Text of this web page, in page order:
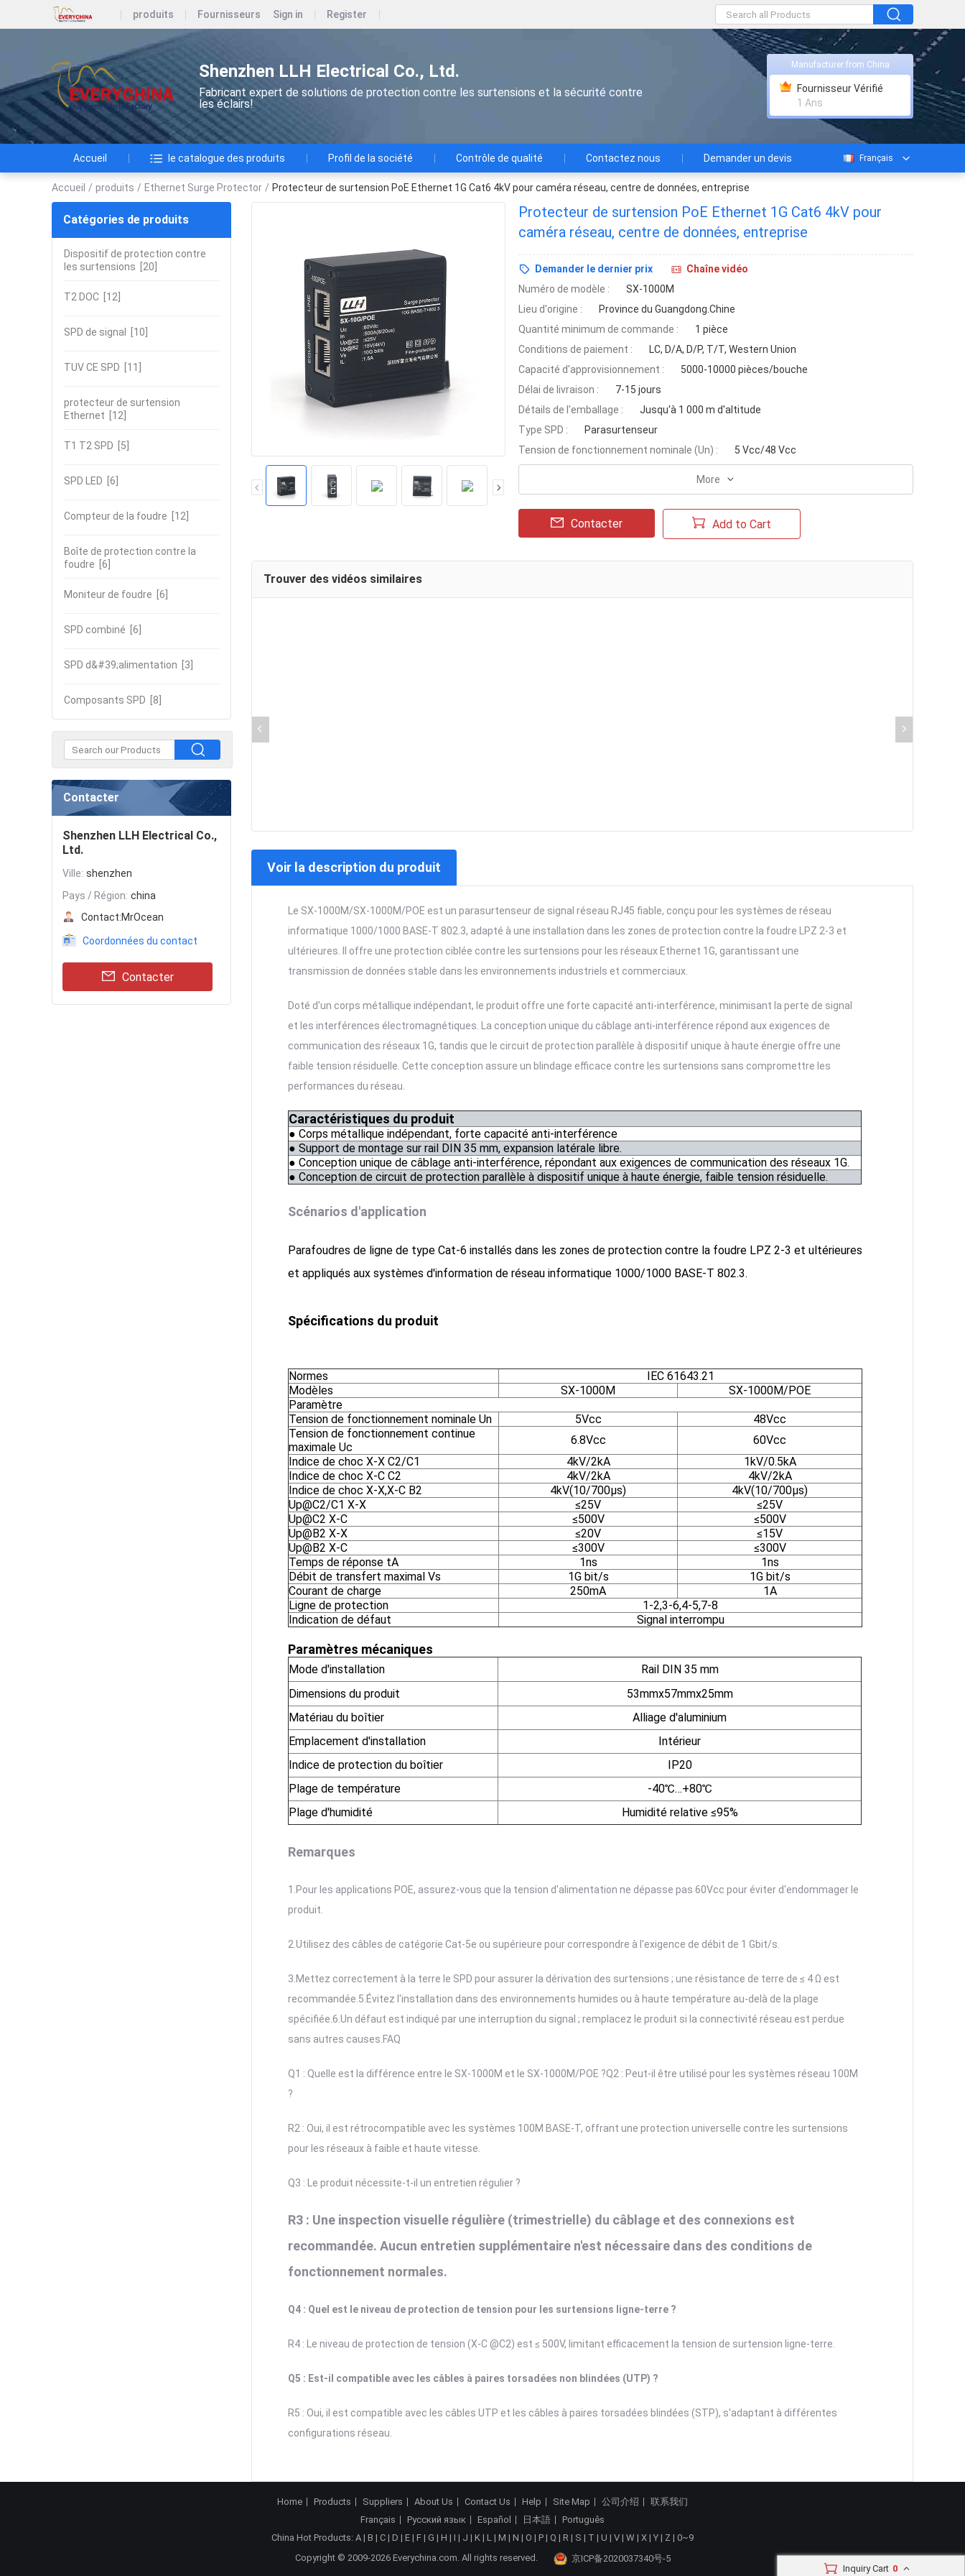
produits Fournisseurs Sign in Register
Shenzhen LLH Electrical Co., Ltd.
Fabricant expert de solutions de protection contre les surtensions et la sécurité contre
les éclairs!
Manufacturer from China
Fournisseur Vérifié
1 Ans
Accueil le catalogue des produits Profil de la société Contrôle de qualité Contactez nous Demander un devis Français
Accueil / produits / Ethernet Surge Protector / Protecteur de surtension PoE Ethernet 1G Cat6 4kV pour caméra réseau, centre de données, entreprise
Catégories de produits
Dispositif de protection contre
les surtensions [20]
T2 DOC [12]
SPD de signal [10]
TUV CE SPD [11]
protecteur de surtension
Ethernet [12]
T1 T2 SPD [5]
SPD LED [6]
Compteur de la foudre [12]
Boîte de protection contre la
foudre [6]
Moniteur de foudre [6]
SPD combiné [6]
SPD d&#39;alimentation [3]
Composants SPD [8]
Contacter
Shenzhen LLH Electrical Co.,
Ltd.
Ville: shenzhen
Pays / Région: china
Contact:MrOcean
Coordonnées du contact
Contacter
Protecteur de surtension PoE Ethernet 1G Cat6 4kV pour
caméra réseau, centre de données, entreprise
Demander le dernier prix
Chaîne vidéo
Numéro de modèle :
SX-1000M
Lieu d'origine :
Province du Guangdong.Chine
Quantité minimum de commande :
1 pièce
Conditions de paiement :
LC, D/A, D/P, T/T, Western Union
Capacité d'approvisionnement :
5000-10000 pièces/bouche
Délai de livraison :
7-15 jours
Détails de l'emballage :
Jusqu'à 1 000 m d'altitude
Type SPD :
Parasurtenseur
Tension de fonctionnement nominale (Un) :
5 Vcc/48 Vcc
More
Contacter Add to Cart
Trouver des vidéos similaires
Voir la description du produit
Le SX-1000M/SX-1000M/POE est un parasurtenseur de signal réseau RJ45 fiable, conçu pour les systèmes de réseau
informatique 1000/1000 BASE-T 802.3, adapté à une installation dans les zones de protection contre la foudre LPZ 2-3 et
ultérieures. Il offre une protection ciblée contre les surtensions pour les réseaux Ethernet 1G, garantissant une
transmission de données stable dans les environnements industriels et commerciaux.
Doté d'un corps métallique indépendant, le produit offre une forte capacité anti-interférence, minimisant la perte de signal
et les interférences électromagnétiques. La conception unique du câblage anti-interférence répond aux exigences de
communication des réseaux 1G, tandis que le circuit de protection parallèle à dispositif unique à haute énergie offre une
faible tension résiduelle. Cette conception assure un blindage efficace contre les surtensions sans compromettre les
performances du réseau.
Caractéristiques du produit
● Corps métallique indépendant, forte capacité anti-interférence
● Support de montage sur rail DIN 35 mm, expansion latérale libre.
● Conception unique de câblage anti-interférence, répondant aux exigences de communication des réseaux 1G.
● Conception de circuit de protection parallèle à dispositif unique à haute énergie, faible tension résiduelle.
Scénarios d'application
Parafoudres de ligne de type Cat-6 installés dans les zones de protection contre la foudre LPZ 2-3 et ultérieures
et appliqués aux systèmes d'information de réseau informatique 1000/1000 BASE-T 802.3.
Spécifications du produit
Normes
IEC 61643.21
Modèles
SX-1000M
SX-1000M/POE
Paramètre
Tension de fonctionnement nominale Un
5Vcc
48Vcc
Tension de fonctionnement continue
maximale Uc
6.8Vcc
60Vcc
Indice de choc X-X C2/C1
4kV/2kA
1kV/0.5kA
Indice de choc X-C C2
4kV/2kA
4kV/2kA
Indice de choc X-X,X-C B2
4kV(10/700µs)
4kV(10/700µs)
Up@C2/C1 X-X
≤25V
≤25V
Up@C2 X-C
≤500V
≤500V
Up@B2 X-X
≤20V
≤15V
Up@B2 X-C
≤300V
≤300V
Temps de réponse tA
1ns
1ns
Débit de transfert maximal Vs
1G bit/s
1G bit/s
Courant de charge
250mA
1A
Ligne de protection
1-2,3-6,4-5,7-8
Indication de défaut
Signal interrompu
Paramètres mécaniques
Mode d'installation
Rail DIN 35 mm
Dimensions du produit
53mmx57mmx25mm
Matériau du boîtier
Alliage d'aluminium
Emplacement d'installation
Intérieur
Indice de protection du boîtier
IP20
Plage de température
-40℃…+80℃
Plage d'humidité
Humidité relative ≤95%
Remarques
1.Pour les applications POE, assurez-vous que la tension d'alimentation ne dépasse pas 60Vcc pour éviter d'endommager le
produit.
2.Utilisez des câbles de catégorie Cat-5e ou supérieure pour correspondre à l'exigence de débit de 1 Gbit/s.
3.Mettez correctement à la terre le SPD pour assurer la dérivation des surtensions ; une résistance de terre de ≤ 4 Ω est
recommandée. 5.Évitez l'installation dans des environnements humides ou à haute température au-delà de la plage
spécifiée. 6.Un défaut est indiqué par une interruption du signal ; remplacez le produit si la connectivité réseau est perdue
sans autres causes. FAQ
Q1 : Quelle est la différence entre le SX-1000M et le SX-1000M/POE ?Q2 : Peut-il être utilisé pour les systèmes réseau 100M
?
R2 : Oui, il est rétrocompatible avec les systèmes 100M BASE-T, offrant une protection universelle contre les surtensions
pour les réseaux à faible et haute vitesse.
Q3 : Le produit nécessite-t-il un entretien régulier ?
R3 : Une inspection visuelle régulière (trimestrielle) du câblage et des connexions est
recommandée. Aucun entretien supplémentaire n'est nécessaire dans des conditions de
fonctionnement normales.
Q4 : Quel est le niveau de protection de tension pour les surtensions ligne-terre ?
R4 : Le niveau de protection de tension (X-C @C2) est ≤ 500V, limitant efficacement la tension de surtension ligne-terre.
Q5 : Est-il compatible avec les câbles à paires torsadées non blindées (UTP) ?
R5 : Oui, il est compatible avec les câbles UTP et les câbles à paires torsadées blindées (STP), s'adaptant à différentes
configurations réseau.
Inquiry Cart 0
Home Products Suppliers About Us Contact Us Help Site Map 公司介绍
联系我们
Français
Русский язык Español 日本語
Português
China Hot Products: A | B | C | D | E | F | G | H | I | J | K | L | M | N | O | P | Q | R | S | T | U | V | W | X | Y | Z | 0~9
Copyright © 2009-2026 Everychina.com. All rights reserved.
京ICP备2020037340号-5